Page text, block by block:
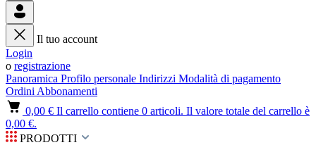
Il tuo account
Login
o registrazione
Panoramica Profilo personale Indirizzi Modalità di pagamento
Ordini Abbonamenti
0,00 € Il carrello contiene 0 articoli. Il valore totale del carrello è
0,00 €.
PRODOTTI